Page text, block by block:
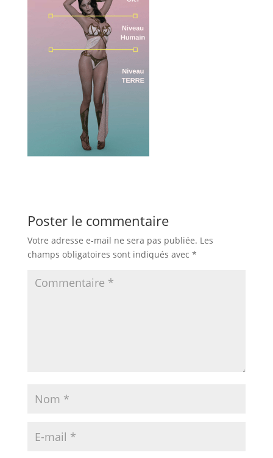
Poster le commentaire
Votre adresse e-mail ne sera pas publiée. Les
champs obligatoires sont indiqués avec *